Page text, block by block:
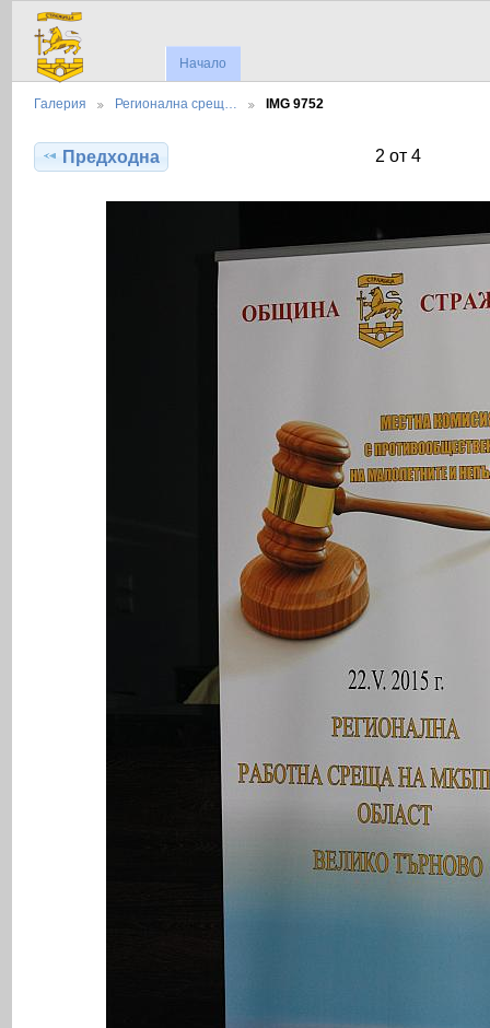
Начало
Галерия Регионална срещ… IMG 9752
Предходна 2 от 4